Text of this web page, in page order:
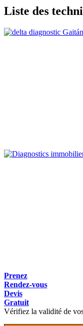
Liste des
Prenez
Rendez-vous
Devis
Gratuit
Vérifiez la validité de